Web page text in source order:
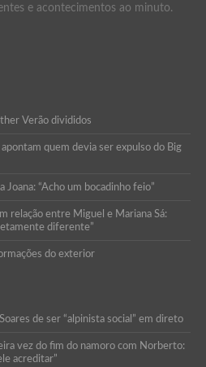
e acontecimentos ao minuto.
Verão divididos
quem devia ser expulso do Big
Joana: “Acho um bocadinho feio”
relação entre Miguel e Mariana Sá:
diferente”
do exterior
de ser “alpinista social” em direto
vez do fim do namoro com Norberto:
acreditar”